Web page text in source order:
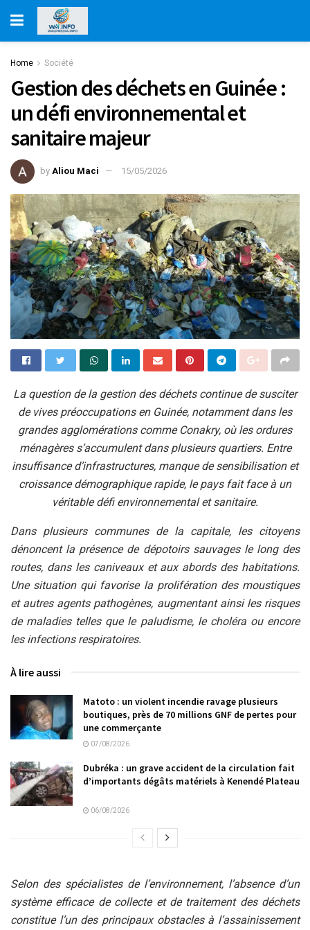
Home Société
Gestion des déchets en Guinée :
un défi environnemental et
sanitaire majeur
by Aliou Maci 15/05/2026
La question de la gestion des déchets continue de susciter
de vives préoccupations en Guinée, notamment dans les
grandes agglomérations comme Conakry, où les ordures
ménagères s’accumulent dans plusieurs quartiers. Entre
insuffisance d’infrastructures, manque de sensibilisation et
croissance démographique rapide, le pays fait face à un
véritable défi environnemental et sanitaire.
Dans plusieurs communes de la capitale, les citoyens
dénoncent la présence de dépotoirs sauvages le long des
routes, dans les caniveaux et aux abords des habitations.
Une situation qui favorise la prolifération des moustiques
et autres agents pathogènes, augmentant ainsi les risques
de maladies telles que le paludisme, le choléra ou encore
les infections respiratoires.
À lire aussi
Matoto : un violent incendie ravage plusieurs
boutiques, près de 70 millions GNF de pertes pour
une commerçante
07/08/2026
Dubréka : un grave accident de la circulation fait
d’importants dégâts matériels à Kenendé Plateau
06/08/2026
Selon des spécialistes de l’environnement, l’absence d’un
système efficace de collecte et de traitement des déchets
constitue l’un des principaux obstacles à l’assainissement